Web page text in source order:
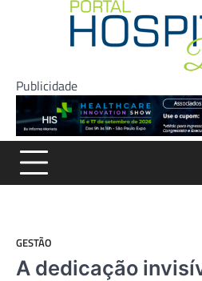
Publicidade
GESTÃO
A dedicação